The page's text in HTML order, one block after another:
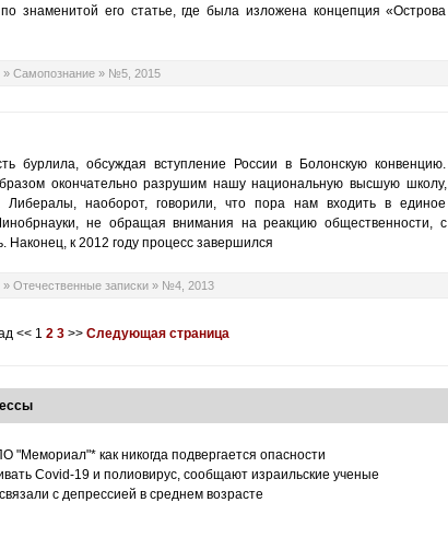
знаменитой его статье, где была изложена концепция «Острова
» Самопознание» №5, 2015
бурлила, обсуждая вступление России в Болонскую конвенцию.
окончательно разрушим нашу национальную высшую школу,
Либералы, наоборот, говорили, что пора нам входить в единое
не обращая внимания на реакцию общественности, с
к 2012 году процесс завершился
» Отечественные записки » №4, 2013
<< 1 2 3 >> Следующая страница
"Мемориал"* как никогда подвергается опасности
Covid-19 и полиовирус, сообщают израильские ученые
с депрессией в среднем возрасте